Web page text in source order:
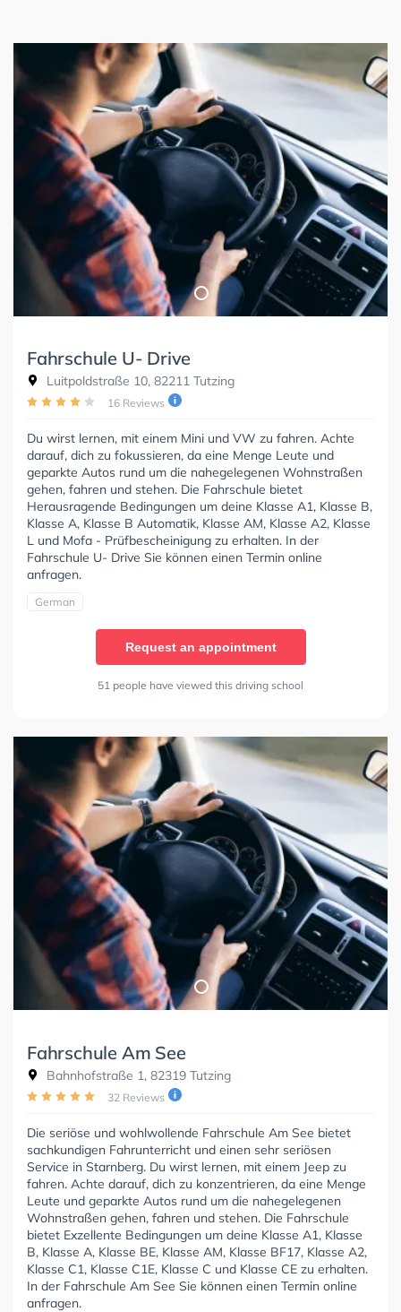
Fahrschule U- Drive
Luitpoldstraße 10, 82211 Tutzing
16 Reviews
Du wirst lernen, mit einem Mini und VW zu fahren. Achte
darauf, dich zu fokussieren, da eine Menge Leute und
geparkte Autos rund um die nahegelegenen Wohnstraßen
gehen, fahren und stehen. Die Fahrschule bietet
Herausragende Bedingungen um deine Klasse A1, Klasse B,
Klasse A, Klasse B Automatik, Klasse AM, Klasse A2, Klasse
L und Mofa - Prüfbescheinigung zu erhalten. In der
Fahrschule U- Drive Sie können einen Termin online
anfragen.
German
Request an appointment
51 people have viewed this driving school
Fahrschule Am See
Bahnhofstraße 1, 82319 Tutzing
32 Reviews
Die seriöse und wohlwollende Fahrschule Am See bietet
sachkundigen Fahrunterricht und einen sehr seriösen
Service in Starnberg. Du wirst lernen, mit einem Jeep zu
fahren. Achte darauf, dich zu konzentrieren, da eine Menge
Leute und geparkte Autos rund um die nahegelegenen
Wohnstraßen gehen, fahren und stehen. Die Fahrschule
bietet Exzellente Bedingungen um deine Klasse A1, Klasse
B, Klasse A, Klasse BE, Klasse AM, Klasse BF17, Klasse A2,
Klasse C1, Klasse C1E, Klasse C und Klasse CE zu erhalten.
In der Fahrschule Am See Sie können einen Termin online
anfragen.